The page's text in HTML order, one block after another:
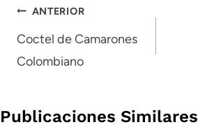
Navegación
de
entradas
ANTERIOR
Coctel de Camarones
Colombiano
Publicaciones Similares